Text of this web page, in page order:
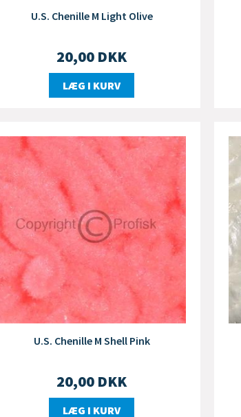
U.S. Chenille M Light Olive
20,00 DKK
LÆG I KURV
U.S. Chenille M Shell Pink
20,00 DKK
LÆG I KURV